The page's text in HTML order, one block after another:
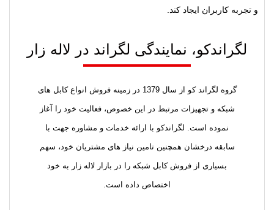
و تجربه کاربران ایجاد کند.
لگراندکو، نمایندگی لگراند در لاله زار
گروه لگراند کو از سال 1379 در زمینه فروش انواع کابل های
شبکه و تجهیزات مرتبط در این خصوص، فعالیت خود را آغاز
نموده است. لگراندکو با ارائه خدمات و مشاوره جهت با
سابقه درخشان همچنین تامین نیاز های مشتریان خود، سهم
بسیاری از فروش کابل شبکه را در بازار لاله زار به خود
اختصاص داده است.